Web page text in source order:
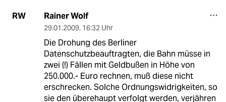
RW Rainer Wolf
29.01.2009, 16:32 Uhr
Die Drohung des Berliner
Datenschutzbeauftragten, die Bahn müsse in
zwei (!) Fällen mit Geldbußen in Höhe von
250.000.- Euro rechnen, muß diese nicht
erschrecken. Solche Ordnungswidrigkeiten, so
sie den überehaupt verfolgt werden, verjähren